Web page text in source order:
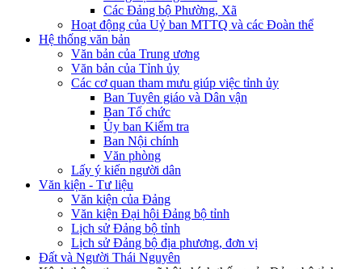
Các Đảng bộ Phường, Xã
Hoạt động của Uỷ ban MTTQ và các Đoàn thể
Hệ thống văn bản
Văn bản của Trung ương
Văn bản của Tỉnh ủy
Các cơ quan tham mưu giúp việc tỉnh ủy
Ban Tuyên giáo và Dân vận
Ban Tổ chức
Ủy ban Kiểm tra
Ban Nội chính
Văn phòng
Lấy ý kiến người dân
Văn kiện - Tư liệu
Văn kiện của Đảng
Văn kiện Đại hội Đảng bộ tỉnh
Lịch sử Đảng bộ tỉnh
Lịch sử Đảng bộ địa phương, đơn vị
Đất và Người Thái Nguyên